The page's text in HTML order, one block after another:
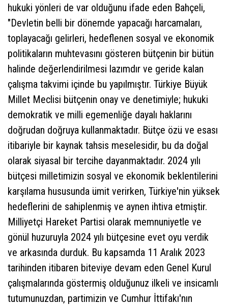
hukuki yönleri de var olduğunu ifade eden Bahçeli,
"Devletin belli bir dönemde yapacağı harcamaları,
toplayacağı gelirleri, hedeflenen sosyal ve ekonomik
politikaların muhtevasını gösteren bütçenin bir bütün
halinde değerlendirilmesi lazımdır ve geride kalan
çalışma takvimi içinde bu yapılmıştır. Türkiye Büyük
Millet Meclisi bütçenin onay ve denetimiyle; hukuki
demokratik ve milli egemenliğe dayalı haklarını
doğrudan doğruya kullanmaktadır. Bütçe özü ve esası
itibariyle bir kaynak tahsis meselesidir, bu da doğal
olarak siyasal bir tercihe dayanmaktadır. 2024 yılı
bütçesi milletimizin sosyal ve ekonomik beklentilerini
karşılama hususunda ümit verirken, Türkiye'nin yüksek
hedeflerini de sahiplenmiş ve aynen ihtiva etmiştir.
Milliyetçi Hareket Partisi olarak memnuniyetle ve
gönül huzuruyla 2024 yılı bütçesine evet oyu verdik
ve arkasında durduk. Bu kapsamda 11 Aralık 2023
tarihinden itibaren biteviye devam eden Genel Kurul
çalışmalarında göstermiş olduğunuz ilkeli ve insicamlı
tutumunuzdan, partimizin ve Cumhur İttifakı'nın